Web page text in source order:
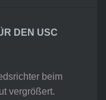
DEN USC
beim
vergrößert.